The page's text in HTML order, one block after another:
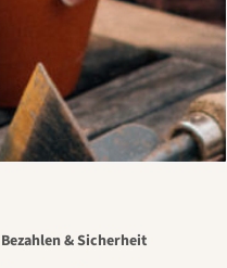
Bezahlen & Sicherheit